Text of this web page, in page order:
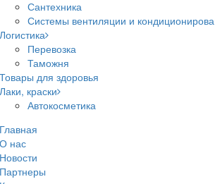
Сантехника
Системы вентиляции и
Логистика
Перевозка
Таможня
Товары для здоровья
Лаки, краски
Автокосметика
Главная
О нас
Новости
Партнеры